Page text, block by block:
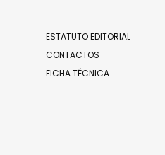
ESTATUTO EDITORIAL
CONTACTOS
FICHA TÉCNICA